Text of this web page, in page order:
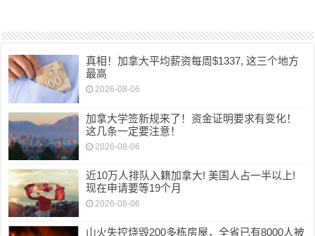
真相！加拿大平均薪资每周$1337, 这三个地方
最高
2026-08-06
加拿大学签新规来了！资金证明要求有变化！
这几条一定要注意！
2026-08-06
近10万人排队入籍加拿大! 美国人占一半以上!
现在申请要等19个月
2026-08-06
山火失控烧毁200多栋房屋，全省已有8000人被